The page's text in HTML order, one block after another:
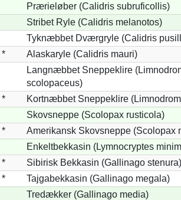
Prærieløber (Calidris subruficollis)
Stribet Ryle (Calidris melanotos)
Tyknæbbet Dværgryle (Calidris
*
Alaskaryle (Calidris mauri)
Langnæbbet Sneppeklire
scolopaceus)
*
Kortnæbbet Sneppeklire
Skovsneppe (Scolopax rusticola)
*
Amerikansk Skovsneppe (Scolopax
Enkeltbekkasin (Lymnocryptes
*
Sibirisk Bekkasin (Gallinago stenura)
*
Tajgabekkasin (Gallinago megala)
Tredækker (Gallinago media)